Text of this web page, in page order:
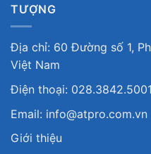
TƯỢNG
Địa chỉ: 60 Đường số 1,
Việt Nam
Điện thoại: 028.3842.5001
Email: info@atpro.com.vn
Giới thiệu